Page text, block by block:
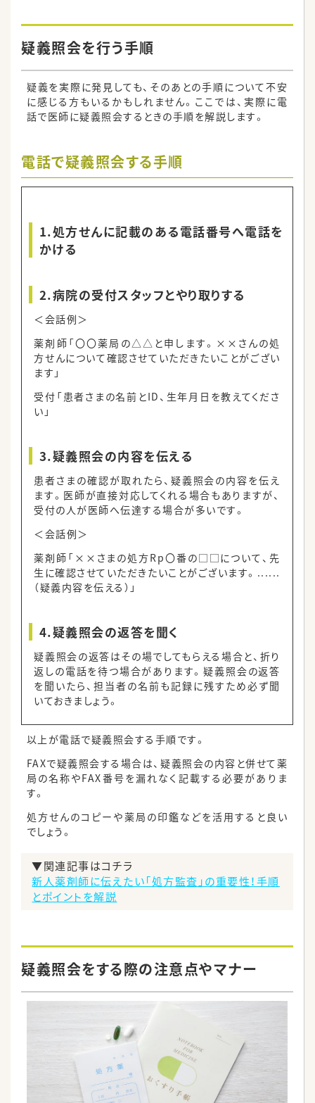
疑義照会を行う手順
疑義を実際に発見しても、そのあとの手順について不安
に感じる方もいるかもしれません。ここでは、実際に電
話で医師に疑義照会するときの手順を解説します。
電話で疑義照会する手順
1.処方せんに記載のある電話番号へ電話を
かける
2.病院の受付スタッフとやり取りする
＜会話例＞
薬剤師「〇〇薬局の△△と申します。××さんの処
方せんについて確認させていただきたいことがござい
ます」
受付「患者さまの名前とID、生年月日を教えてくださ
い」
3.疑義照会の内容を伝える
患者さまの確認が取れたら、疑義照会の内容を伝え
ます。医師が直接対応してくれる場合もありますが、
受付の人が医師へ伝達する場合が多いです。
＜会話例＞
薬剤師「××さまの処方Rp〇番の□□について、先
生に確認させていただきたいことがございます。......
（疑義内容を伝える）」
4.疑義照会の返答を聞く
疑義照会の返答はその場でしてもらえる場合と、折り
返しの電話を待つ場合があります。疑義照会の返答
を聞いたら、担当者の名前も記録に残すため必ず聞
いておきましょう。
以上が電話で疑義照会する手順です。
FAXで疑義照会する場合は、疑義照会の内容と併せて薬
局の名称やFAX番号を漏れなく記載する必要がありま
す。
処方せんのコピーや薬局の印鑑などを活用すると良い
でしょう。
▼関連記事はコチラ
新人薬剤師に伝えたい「処方監査」の重要性！手順
とポイントを解説
疑義照会をする際の注意点やマナー